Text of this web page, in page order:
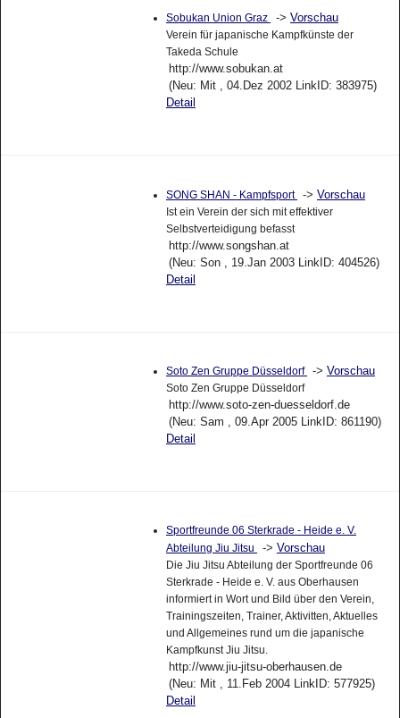
Sobukan Union Graz -> Vorschau
Verein für japanische Kampfkünste der
Takeda Schule
http://www.sobukan.at
(Neu: Mit , 04.Dez 2002 LinkID: 383975)
Detail
SONG SHAN - Kampfsport -> Vorschau
Ist ein Verein der sich mit effektiver
Selbstverteidigung befasst
http://www.songshan.at
(Neu: Son , 19.Jan 2003 LinkID: 404526)
Detail
Soto Zen Gruppe Düsseldorf -> Vorschau
Soto Zen Gruppe Düsseldorf
http://www.soto-zen-duesseldorf.de
(Neu: Sam , 09.Apr 2005 LinkID: 861190)
Detail
Sportfreunde 06 Sterkrade - Heide e. V.
Abteilung Jiu Jitsu
-> Vorschau
Die Jiu Jitsu Abteilung der Sportfreunde 06
Sterkrade - Heide e. V. aus Oberhausen
informiert in Wort und Bild über den Verein,
Trainingszeiten, Trainer, Aktivitten, Aktuelles
und Allgemeines rund um die japanische
Kampfkunst Jiu Jitsu.
http://www.jiu-jitsu-oberhausen.de
(Neu: Mit , 11.Feb 2004 LinkID: 577925)
Detail